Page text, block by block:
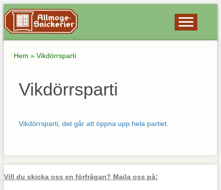
Hem » Vikdörrsparti
Vikdörrsparti
Vikdörrsparti, det går att öppna upp hela partiet.
Vill du skicka oss en förfrågan? Maila oss på: